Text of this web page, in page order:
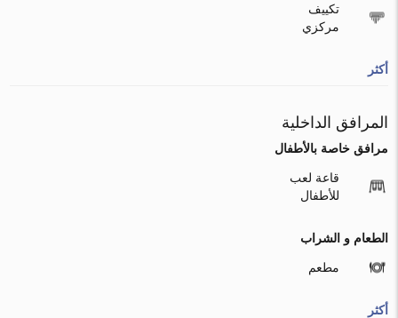
تكييف
مركزي
أكثر
المرافق الداخلية
مرافق خاصة بالأطفال
قاعة لعب
للأطفال
الطعام و الشراب
مطعم
أكثر